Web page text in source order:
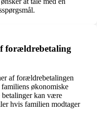
forældrebetaling
af forældrebetalingen
økonomiske
betalinger kan være
hvis familien modtager